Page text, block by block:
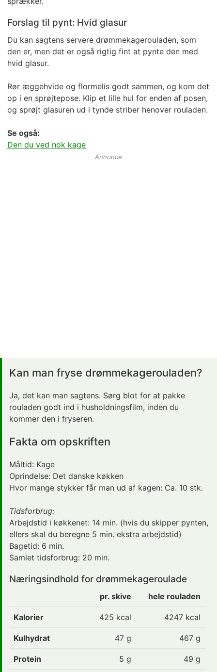
Forslag til pynt: Hvid glasur
Du kan sagtens servere drømmekagerouladen, som
den er, men det er også rigtig fint at pynte den med
hvid glasur.
Rør æggehvide og flormelis godt sammen, og kom det
op i en sprøjtepose. Klip et lille hul for enden af posen,
og sprøjt glasuren ud i tynde striber henover rouladen.
Se også:
Den du ved nok kage
Annonce
Kan man fryse drømmekagerouladen?
Ja, det kan man sagtens. Sørg blot for at pakke
rouladen godt ind i husholdningsfilm, inden du
kommer den i fryseren.
Fakta om opskriften
Måltid: Kage
Oprindelse: Det danske køkken
Hvor mange stykker får man ud af kagen: Ca. 10 stk.
Tidsforbrug:
Arbejdstid i køkkenet: 14 min. (hvis du skipper pynten,
ellers skal du beregne 5 min. ekstra arbejdstid)
Bagetid: 6 min.
Samlet tidsforbrug: 20 min.
Næringsindhold for drømmekageroulade
pr. skive hele rouladen
Kalorier 425 kcal 4247 kcal
Kulhydrat 47 g 467 g
Protein 5 g 49 g